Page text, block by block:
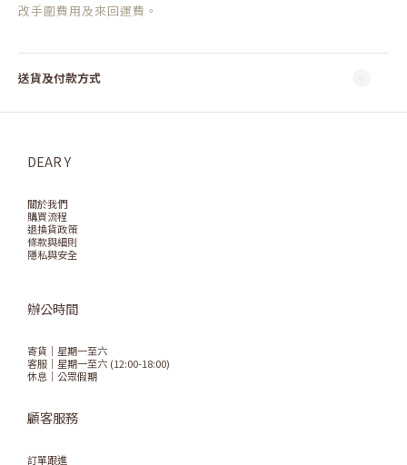
改手圍費用及來回運費。
送貨及付款方式
DEAR Y
關於我們
購買流程
退換貨政策
條款與細則
隱私與安全
辦公時間
寄貨｜星期一至六
客服｜星期一至六 (12:00-18:00)
休息｜公眾假期
顧客服務
訂單跟進